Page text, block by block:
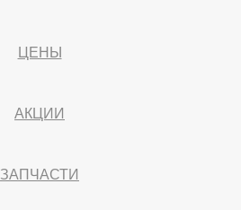
ЦЕНЫ
АКЦИИ
ЗАПЧАСТИ